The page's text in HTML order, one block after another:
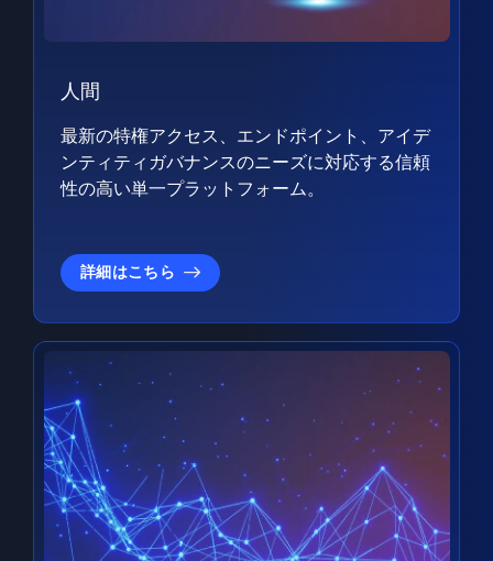
人間
最新の特権アクセス、エンドポイント、アイデ
ンティティガバナンスのニーズに対応する信頼
性の高い単一プラットフォーム。
詳細はこちら